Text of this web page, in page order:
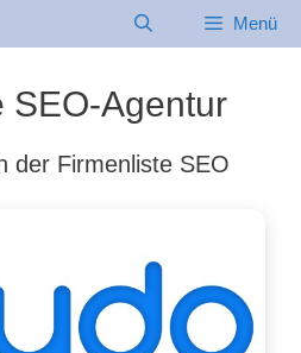
Menü
SEO-Agentur
der Firmenliste SEO